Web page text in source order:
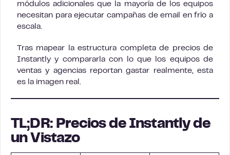
módulos adicionales que la mayoría de los equipos
necesitan para ejecutar campañas de email en frío a
escala.
Tras mapear la estructura completa de precios de
Instantly y compararla con lo que los equipos de
ventas y agencias reportan gastar realmente, esta
es la imagen real.
TL;DR: Precios de Instantly de
un Vistazo